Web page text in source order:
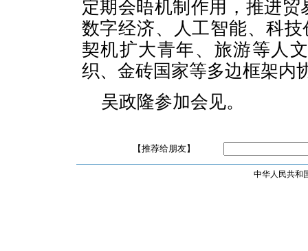
定期会晤机制作用，推进
数字经济、人工智能、科
契机扩大青年、旅游等人
织、金砖国家等多边框架内
吴政隆参加会见。
【推荐给朋友】
中华人民共和